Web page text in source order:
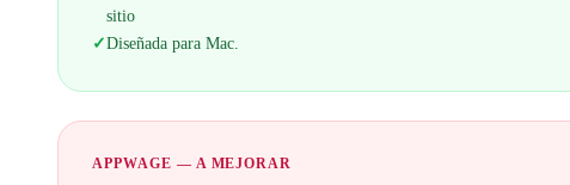
sitio
✓Diseñada para Mac.
APPWAGE — A MEJORAR